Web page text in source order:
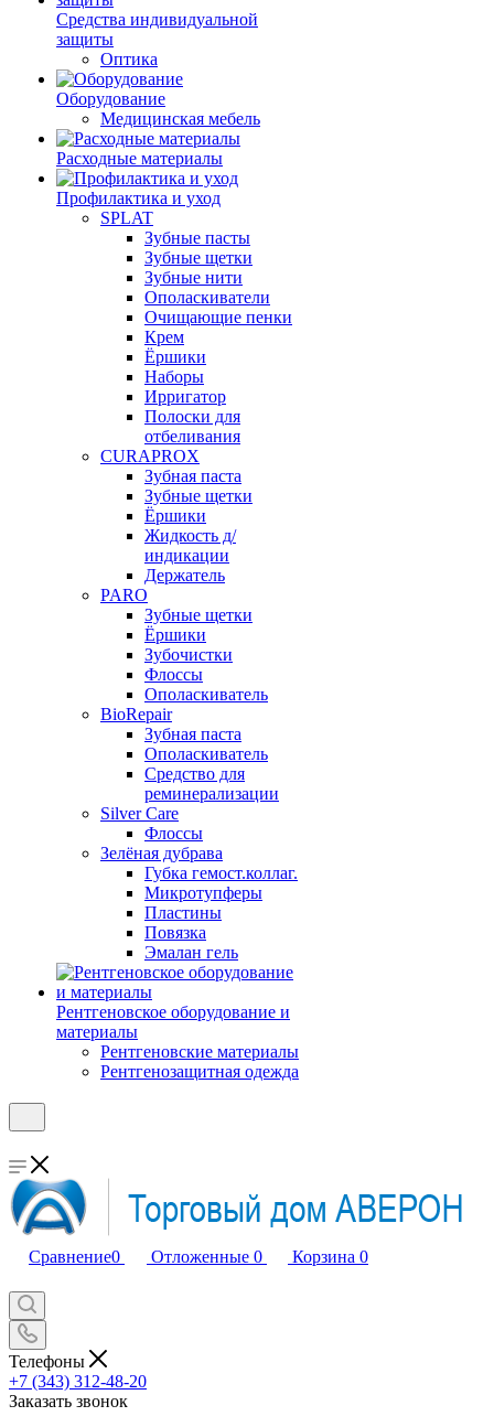
Средства индивидуальной
защиты
Оптика
Оборудование
Медицинская мебель
Расходные материалы
Профилактика и уход
SPLAT
Зубные пасты
Зубные щетки
Зубные нити
Ополаскиватели
Очищающие пенки
Крем
Ёршики
Наборы
Ирригатор
Полоски для
отбеливания
CURAPROX
Зубная паста
Зубные щетки
Ёршики
Жидкость д/
индикации
Держатель
PARO
Зубные щетки
Ёршики
Зубочистки
Флоссы
Ополаскиватель
BioRepair
Зубная паста
Ополаскиватель
Средство для
реминерализации
Silver Care
Флоссы
Зелёная дубрава
Губка гемост.коллаг.
Микротупферы
Пластины
Повязка
Эмалан гель
Рентгеновское оборудование и
материалы
Рентгеновские материалы
Рентгенозащитная одежда
Сравнение0 Отложенные 0 Корзина 0
Телефоны
+7 (343) 312-48-20
Заказать звонок